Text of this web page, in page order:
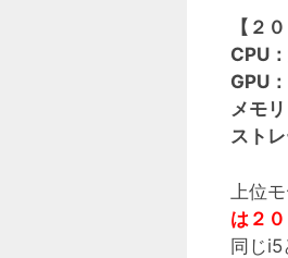
【２
CPU
GPU
メモ
スト
上位
は２
同じi5